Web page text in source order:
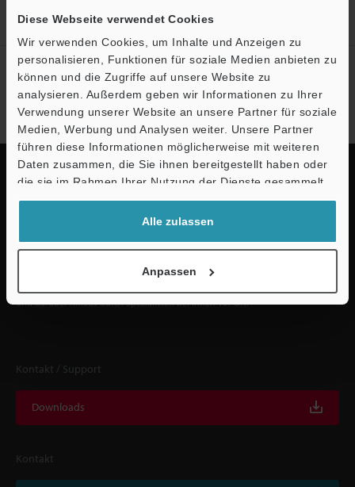
Diese Webseite verwendet Cookies
Wir verwenden Cookies, um Inhalte und Anzeigen zu
personalisieren, Funktionen für soziale Medien anbieten zu
können und die Zugriffe auf unsere Website zu
analysieren. Außerdem geben wir Informationen zu Ihrer
Verwendung unserer Website an unsere Partner für soziale
Medien, Werbung und Analysen weiter. Unsere Partner
führen diese Informationen möglicherweise mit weiteren
Daten zusammen, die Sie ihnen bereitgestellt haben oder
die sie im Rahmen Ihrer Nutzung der Dienste gesammelt
haben.
Alle zulassen
Anpassen
Jetzt registrieren!
Newsletter-Anmeldung
Jetzt anmelden
Schnelle Lieferung und
umfassender Support
und darüber hinaus durch Spezialisten bei Ihnen vor Ort.
Kontakt / Support
Downloads
Kontakt
Support